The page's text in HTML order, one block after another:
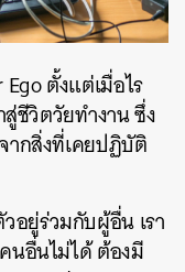
ตั้งแต่เมื่อไร
ชีวิตวัยทำงาน ซึ่ง
ากสิ่งที่เคยปฏิบัติ
อยู่ร่วมกับผู้อื่น เรา
นอื่นไม่ได้ ต้องมี